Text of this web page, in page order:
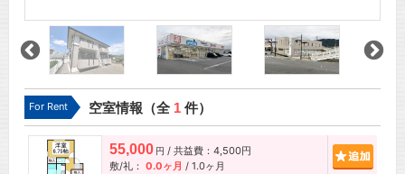
For Rent 空室情報（全 1件）
55,000 円 / 共益費：4,500円
敷/礼： 0.0ヶ月 / 1.0ヶ月